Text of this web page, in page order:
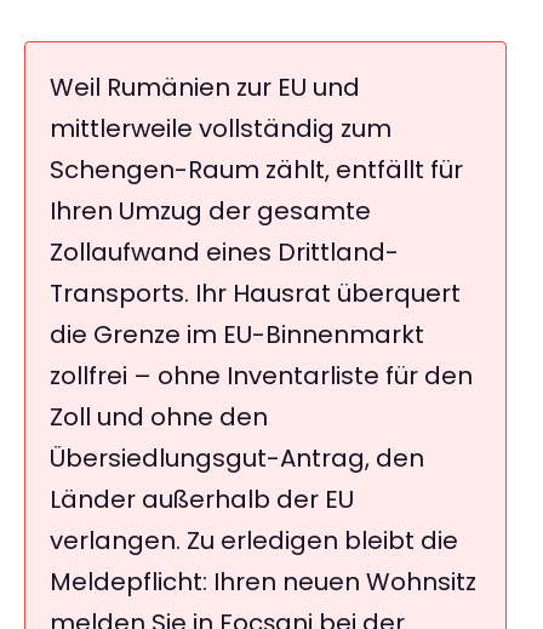
Weil Rumänien zur EU und
mittlerweile vollständig zum
Schengen-Raum zählt, entfällt für
Ihren Umzug der gesamte
Zollaufwand eines Drittland-
Transports. Ihr Hausrat überquert
die Grenze im EU-Binnenmarkt
zollfrei – ohne Inventarliste für den
Zoll und ohne den
Übersiedlungsgut-Antrag, den
Länder außerhalb der EU
verlangen. Zu erledigen bleibt die
Meldepflicht: Ihren neuen Wohnsitz